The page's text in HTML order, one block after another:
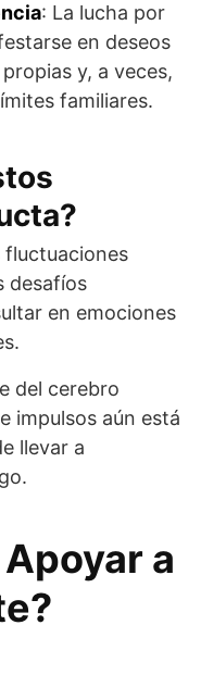
: La lucha por
en deseos
y, a veces,
familiares.
fluctuaciones
desafíos
en emociones
del cerebro
impulsos aún está
llevar a
a